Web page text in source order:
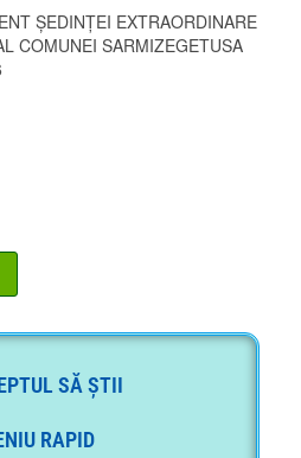
ȘEDINȚEI EXTRAORDINARE
COMUNEI SARMIZEGETUSA
SĂ ȘTII
RAPID